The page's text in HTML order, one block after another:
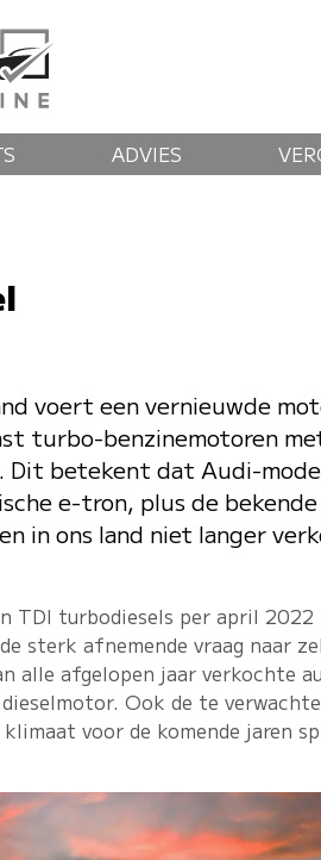
ADVIES
voert een vernieuwde
turbo-benzinemotoren
betekent dat Audi-
e-tron, plus de
in ons land niet langer
TDI turbodiesels per april
sterk afnemende vraag naar
alle afgelopen jaar verkochte
Ook de te
voor de komende jaren